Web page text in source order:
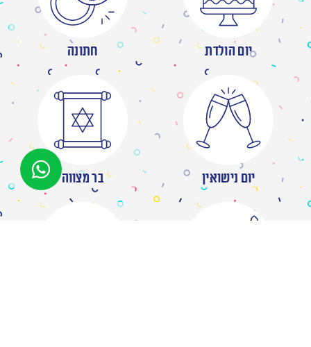
יום הולדת חתונה
יום נישואין בר מצווה